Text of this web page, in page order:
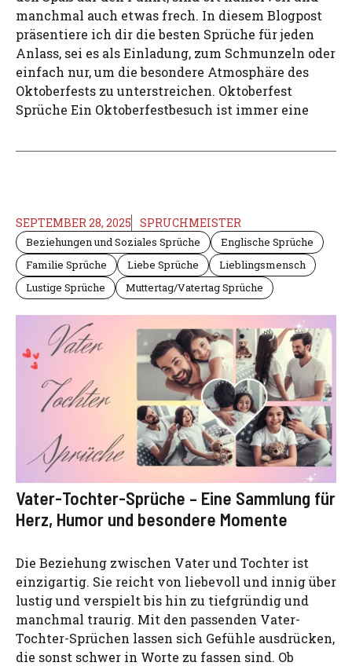
manchmal auch etwas frech. In diesem Blogpost
präsentiere ich dir die besten Sprüche für jeden
Anlass, sei es als Einladung, zum Schmunzeln oder
einfach nur, um die besondere Atmosphäre des
Oktoberfests zu unterstreichen. Oktoberfest
Sprüche Ein Oktoberfestbesuch ist immer eine
SEPTEMBER 28, 2025 SPRUCHMEISTER
Beziehungen und Soziales Sprüche
Englische Sprüche
Familie Sprüche
Liebe Sprüche
Lieblingsmensch
Lustige Sprüche
Muttertag/Vatertag Sprüche
Vater-Tochter-Sprüche – Eine Sammlung für
Herz, Humor und besondere Momente
Die Beziehung zwischen Vater und Tochter ist
einzigartig. Sie reicht von liebevoll und innig über
lustig und verspielt bis hin zu tiefgründig und
manchmal traurig. Mit den passenden Vater-
Tochter-Sprüchen lassen sich Gefühle ausdrücken,
die sonst schwer in Worte zu fassen sind. Ob